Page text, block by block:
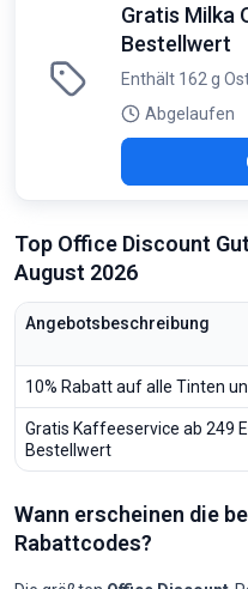
Gratis Milka
Bestellwert
Enthält 162 g
Abgelaufen
Top Office Discount
August 2026
Angebotsbeschreibung
10% Rabatt auf alle Tinten
Gratis Kaffeeservice ab 249
Bestellwert
Wann erscheinen die
Rabattcodes?